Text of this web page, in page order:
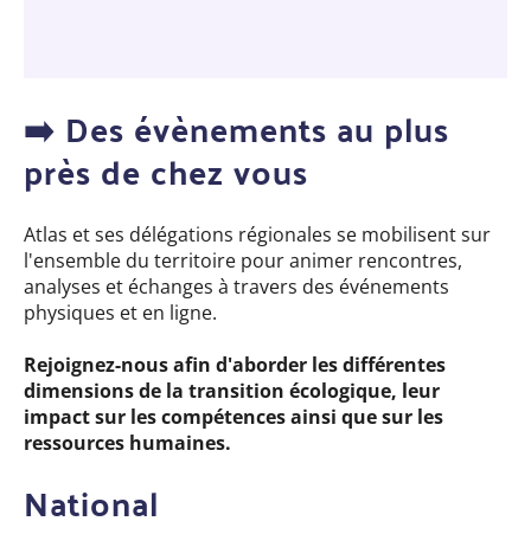
➡️ Des évènements au plus
près de chez vous
Atlas et ses délégations régionales se mobilisent sur
l'ensemble du territoire pour animer rencontres,
analyses et échanges à travers des événements
physiques et en ligne.
Rejoignez-nous afin d'aborder les différentes
dimensions de la transition écologique, leur
impact sur les compétences ainsi que sur les
ressources humaines.
National